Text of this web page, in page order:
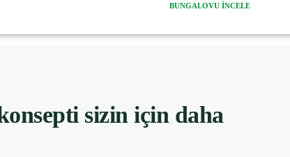
BUNGALOVU INCELE
sizin için daha